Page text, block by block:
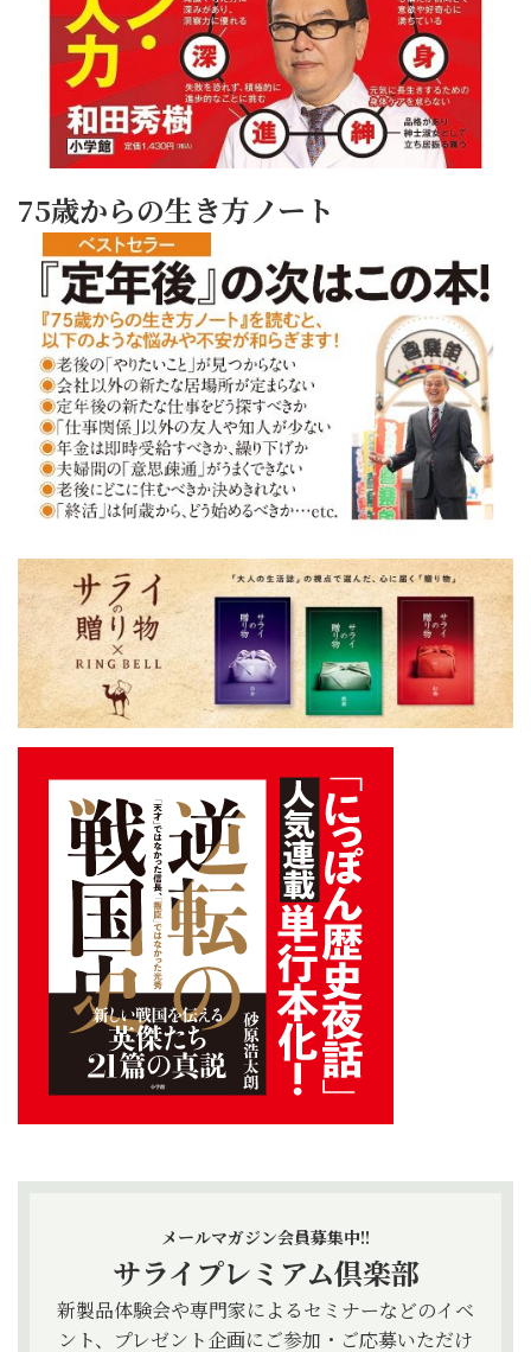
75歳からの生き方ノート
メールマガジン会員募集中!!
サライプレミアム倶楽部
新製品体験会や専門家によるセミナーなどのイベ
ント、プレゼント企画にご参加・ご応募いただけ